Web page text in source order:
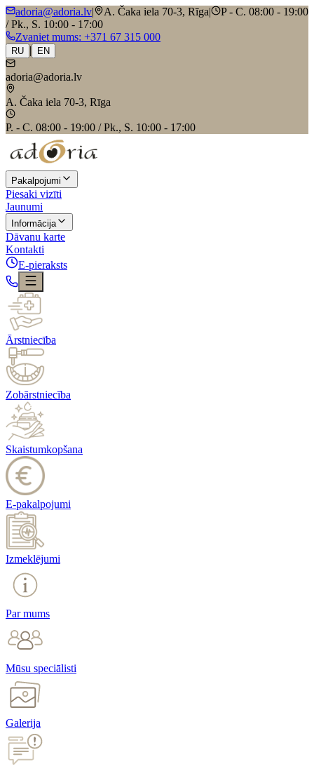
adoria@adoria.lv| A. Čaka iela 70-3, Rīga|
P - C. 08:00 - 19:00
/ Pk., S. 10:00 - 17:00
Zvaniet mums: +371 67 315 000
RU | EN
adoria@adoria.lv
A. Čaka iela 70-3, Rīga
P. - C. 08:00 - 19:00 / Pk., S. 10:00 - 17:00
Pakalpojumi
Piesaki vizīti
Jaunumi
Informācija
Dāvanu karte
Kontakti
E-pieraksts
Ārstniecība
Zobārstniecība
Skaistumkopšana
E-pakalpojumi
Izmeklējumi
Par mums
Mūsu speciālisti
Galerija